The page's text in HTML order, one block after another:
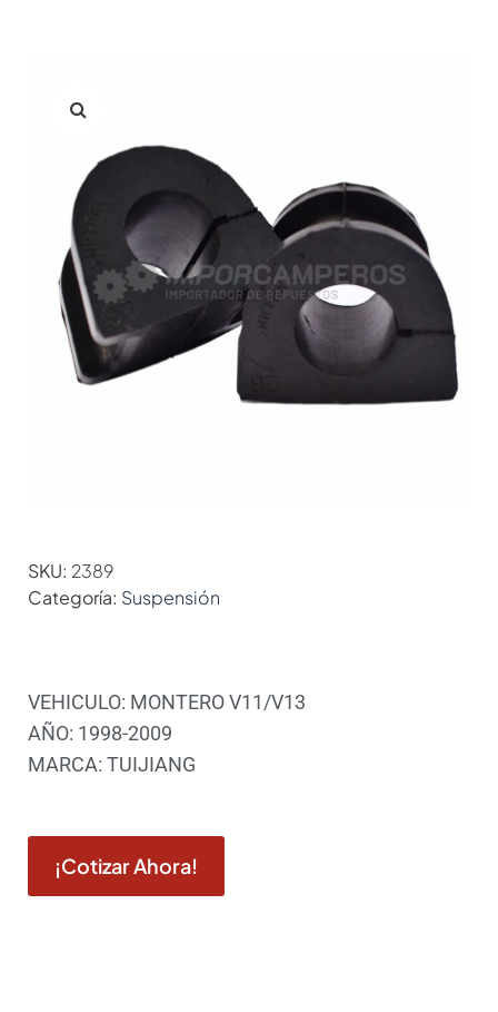
SKU: 2389
Categoría: Suspensión
VEHICULO: MONTERO V11/V13
AÑO: 1998-2009
MARCA: TUIJIANG
¡Cotizar Ahora!